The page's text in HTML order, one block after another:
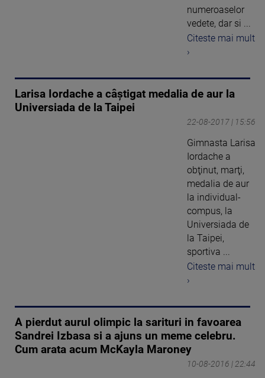
numeroaselor
vedete, dar si ...
Citeste mai mult
›
Larisa Iordache a câștigat medalia de aur la
Universiada de la Taipei
22-08-2017 | 15:56
Gimnasta Larisa
Iordache a
obţinut, marţi,
medalia de aur
la individual-
compus, la
Universiada de
la Taipei,
sportiva ...
Citeste mai mult
›
A pierdut aurul olimpic la sarituri in favoarea
Sandrei Izbasa si a ajuns un meme celebru.
Cum arata acum McKayla Maroney
10-08-2016 | 22:44